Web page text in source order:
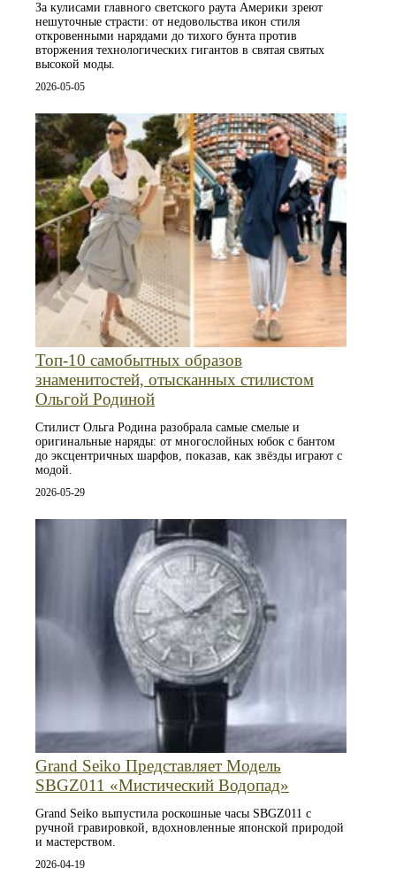
За кулисами главного светского раута Америки зреют
нешуточные страсти: от недовольства икон стиля
откровенными нарядами до тихого бунта против
вторжения технологических гигантов в святая святых
высокой моды.
2026-05-05
Топ‑10 самобытных образов
знаменитостей, отысканных стилистом
Ольгой Родиной
Стилист Ольга Родина разобрала самые смелые и
оригинальные наряды: от многослойных юбок с бантом
до эксцентричных шарфов, показав, как звёзды играют с
модой.
2026-05-29
Grand Seiko Представляет Модель
SBGZ011 «Мистический Водопад»
Grand Seiko выпустила роскошные часы SBGZ011 с
ручной гравировкой, вдохновленные японской природой
и мастерством.
2026-04-19